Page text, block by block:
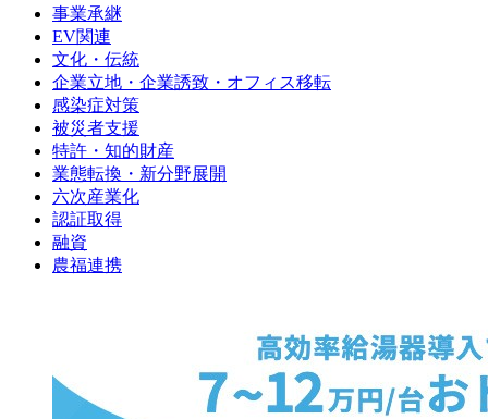
事業承継
EV関連
文化・伝統
企業立地・企業誘致・オフィス移転
感染症対策
被災者支援
特許・知的財産
業態転換・新分野展開
六次産業化
認証取得
融資
農福連携